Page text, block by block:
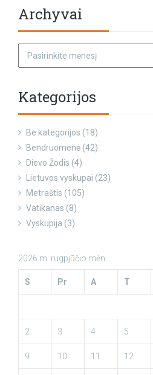
Archyvai
Kategorijos
Be kategorijos (18)
Bendruomenė (42)
Dievo Žodis (4)
Lietuvos vyskupai (23)
Metraštis (105)
Vatikanas (8)
Vyskupija (3)
2026 m. rugpjūčio mėn.
S Pr A T
2 3 4 5
9 10 11 12